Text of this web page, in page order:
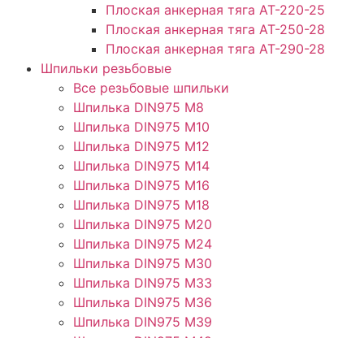
Плоская анкерная тяга АТ-220-25
Плоская анкерная тяга АТ-250-28
Плоская анкерная тяга АТ-290-28
Шпильки резьбовые
Все резьбовые шпильки
Шпилька DIN975 М8
Шпилька DIN975 М10
Шпилька DIN975 М12
Шпилька DIN975 М14
Шпилька DIN975 М16
Шпилька DIN975 М18
Шпилька DIN975 М20
Шпилька DIN975 М24
Шпилька DIN975 М30
Шпилька DIN975 М33
Шпилька DIN975 М36
Шпилька DIN975 М39